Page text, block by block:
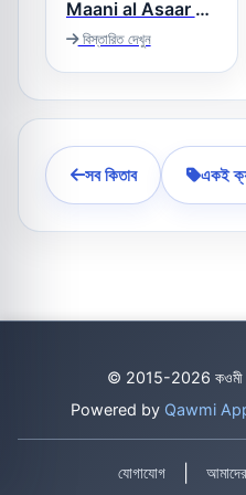
Maani al Asaar –
تقریب شرح معانی
الآثار
বিস্তারিত দেখুন
সব কিতাব একই
© 2015-2026 কওমী
Powered by Qawmi
যোগাযোগ